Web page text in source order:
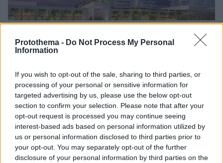
Protothema - Do Not Process My Personal
Information
If you wish to opt-out of the sale, sharing to third parties, or
processing of your personal or sensitive information for
targeted advertising by us, please use the below opt-out
section to confirm your selection. Please note that after your
opt-out request is processed you may continue seeing
interest-based ads based on personal information utilized by
us or personal information disclosed to third parties prior to
your opt-out. You may separately opt-out of the further
disclosure of your personal information by third parties on the
Τίμημα εφάπαξ €150 εκατ. από Mohegan - ΓΕΚ ΤΕΡΝΑ
για το καζίνο στο Ελληνικό, 1 δισ. ευρώ η επένδυση
άδεια καζίνο - Το ύψος της επένδυσης αναμένεται να
διαμορφωθεί στο 1 δισ. ευρώ